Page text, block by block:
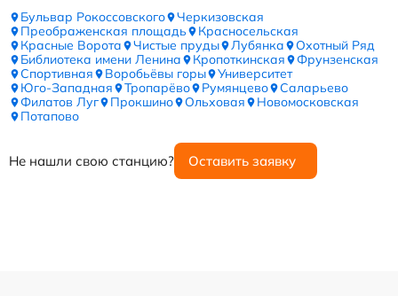
Бульвар Рокоссовского
Черкизовская
Преображенская площадь
Красносельская
Красные Ворота
Чистые пруды Лубянка
Охотный Ряд
Библиотека имени Ленина
Кропоткинская
Фрунзенская
Спортивная
Воробьёвы горы
Университет
Юго-Западная
Тропарёво Румянцево
Саларьево
Филатов Луг
Прокшино Ольховая
Новомосковская
Потапово
Не нашли свою станцию? Оставить заявку